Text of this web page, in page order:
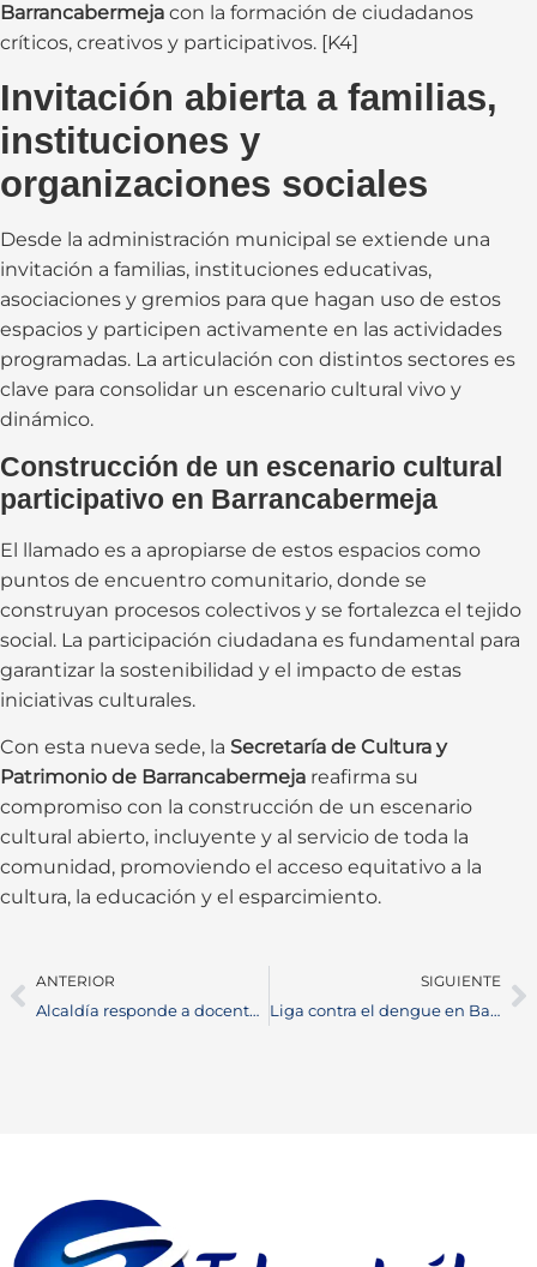
Barrancabermeja con la formación de ciudadanos
críticos, creativos y participativos. [K4]
Invitación abierta a familias,
instituciones y
organizaciones sociales
Desde la administración municipal se extiende una
invitación a familias, instituciones educativas,
asociaciones y gremios para que hagan uso de estos
espacios y participen activamente en las actividades
programadas. La articulación con distintos sectores es
clave para consolidar un escenario cultural vivo y
dinámico.
Construcción de un escenario cultural
participativo en Barrancabermeja
El llamado es a apropiarse de estos espacios como
puntos de encuentro comunitario, donde se
construyan procesos colectivos y se fortalezca el tejido
social. La participación ciudadana es fundamental para
garantizar la sostenibilidad y el impacto de estas
iniciativas culturales.
Con esta nueva sede, la Secretaría de Cultura y
Patrimonio de Barrancabermeja reafirma su
compromiso con la construcción de un escenario
cultural abierto, incluyente y al servicio de toda la
comunidad, promoviendo el acceso equitativo a la
cultura, la educación y el esparcimiento.
ANTERIOR
Alcaldía responde a docentes por la canasta educativa en Barrancabermeja
SIGUIENTE
Liga contra el dengue en Barrancabermeja 2026 inicia jornadas de prevención en barrios e instituciones educativas